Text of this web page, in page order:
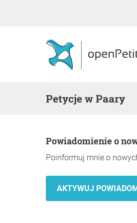
Petycje w Paary
Powiadomienie o
Poinformuj mnie o